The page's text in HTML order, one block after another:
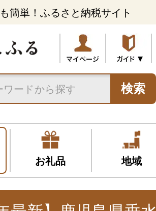
簡単！ふるさと納税サイト
検索
お礼品 地域